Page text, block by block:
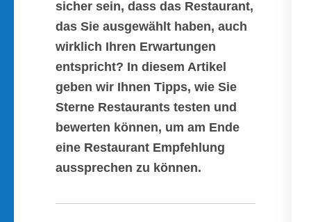
sicher sein, dass das Restaurant,
das Sie ausgewählt haben, auch
wirklich Ihren Erwartungen
entspricht? In diesem Artikel
geben wir Ihnen Tipps, wie Sie
Sterne Restaurants testen und
bewerten können, um am Ende
eine Restaurant Empfehlung
aussprechen zu können.